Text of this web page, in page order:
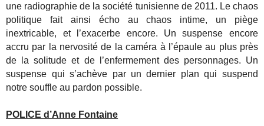
une radiographie de la société tunisienne de 2011. Le chaos
politique fait ainsi écho au chaos intime, un piège
inextricable, et l’exacerbe encore. Un suspense encore
accru par la nervosité de la caméra à l’épaule au plus près
de la solitude et de l’enfermement des personnages. Un
suspense qui s’achève par un dernier plan qui suspend
notre souffle au pardon possible.
POLICE d’Anne Fontaine